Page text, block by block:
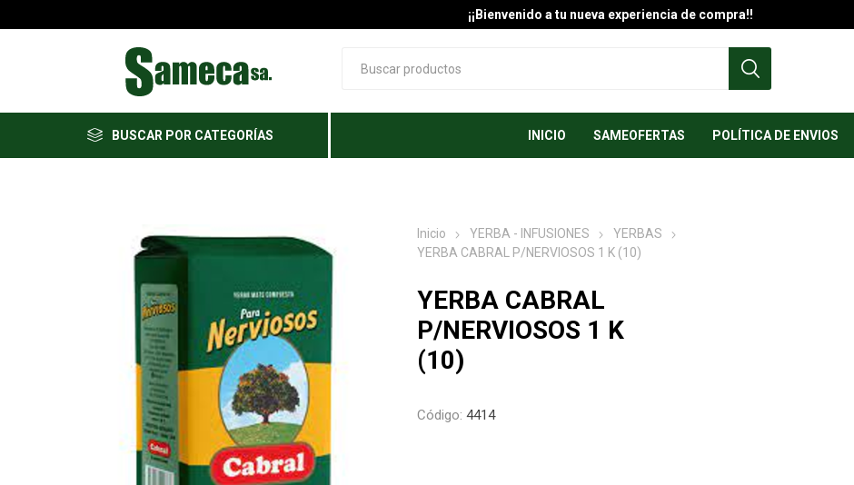
¡¡Bienvenido a tu nueva experiencia de compra!!
BUSCAR POR CATEGORÍAS INICIO SAMEOFERTAS POLÍTICA DE ENVIOS
Inicio YERBA - INFUSIONES
YERBAS
YERBA CABRAL P/NERVIOSOS 1 K (10)
YERBA CABRAL
P/NERVIOSOS 1 K
(10)
Código: 4414